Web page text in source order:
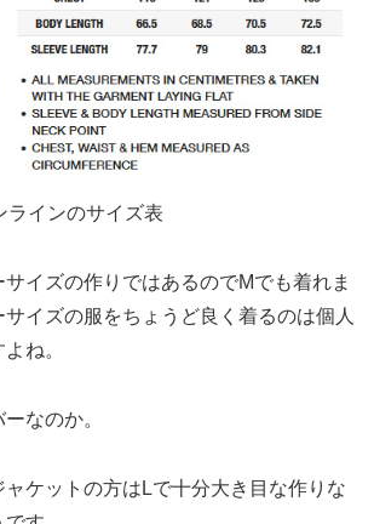
インのサイズ表
イズの作りではあるのでMでも着れま
イズの服をちょうど良く着るのは個人
ね。
なのか。
ャケットの方はLで十分大き目な作りな